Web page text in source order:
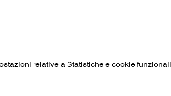
relative a Statistiche e cookie